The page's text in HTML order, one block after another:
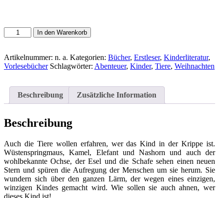
Scheffler,
Ursel:
die
Tiere
entdeckten
Menge
In den Warenkorb
Artikelnummer: n. a. Kategorien: Bücher, Erstleser, Kinderliteratur,
Vorlesebücher Schlagwörter: Abenteuer, Kinder, Tiere, Weihnachten
Beschreibung Zusätzliche Information
Beschreibung
Auch die Tiere wollen erfahren, wer das Kind in der Krippe ist.
Wüstenspringmaus, Kamel, Elefant und Nashorn und auch der
wohlbekannte Ochse, der Esel und die Schafe sehen einen neuen
Stern und spüren die Aufregung der Menschen um sie herum. Sie
wundern sich über den ganzen Lärm, der wegen eines einzigen,
winzigen Kindes gemacht wird. Wie sollen sie auch ahnen, wer